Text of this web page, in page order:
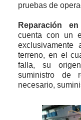
pruebas de
Reparación
cuenta con un
terreno, en el
falla, su
suministro de
necesario,